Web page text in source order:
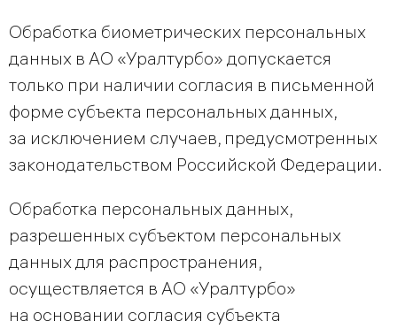
Обработка биометрических персональных
данных в АО «Уралтурбо» допускается
только при наличии согласия в письменной
форме субъекта персональных данных,
за исключением случаев, предусмотренных
законодательством Российской Федерации.
Обработка персональных данных,
разрешенных субъектом персональных
данных для распространения,
осуществляется в АО «Уралтурбо»
на основании согласия субъекта